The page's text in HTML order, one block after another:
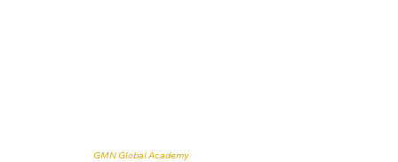
Aprovado pelaGMN Global Academy